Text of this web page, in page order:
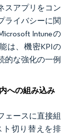
スアプリをコン
ライバシーに関
Intuneの
は、機密KPIの
的な強化の一例
への組み込み
ェースに直接組
ト切り替えを排